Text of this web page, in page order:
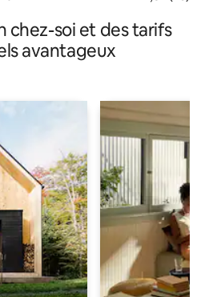
chez-soi et des tarifs
avantageux